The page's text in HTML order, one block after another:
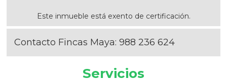
Este inmueble está exento de certificación.
Contacto Fincas Maya:988 236 624
Servicios